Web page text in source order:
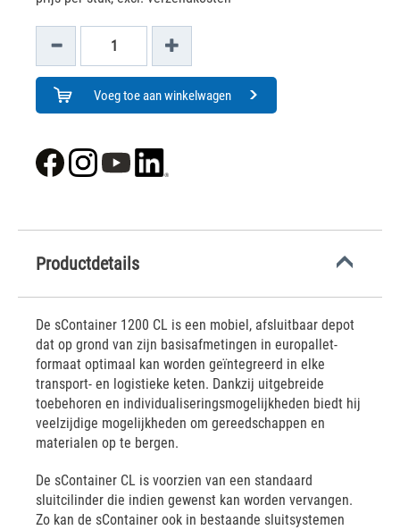
Voeg toe aan winkelwagen
Productdetails
De sContainer 1200 CL is een mobiel, afsluitbaar depot
dat op grond van zijn basisafmetingen in europallet-
formaat optimaal kan worden geïntegreerd in elke
transport- en logistieke keten. Dankzij uitgebreide
toebehoren en individualiseringsmogelijkheden biedt hij
veelzijdige mogelijkheden om gereedschappen en
materialen op te bergen.
De sContainer CL is voorzien van een standaard
sluitcilinder die indien gewenst kan worden vervangen.
Zo kan de sContainer ook in bestaande sluitsystemen